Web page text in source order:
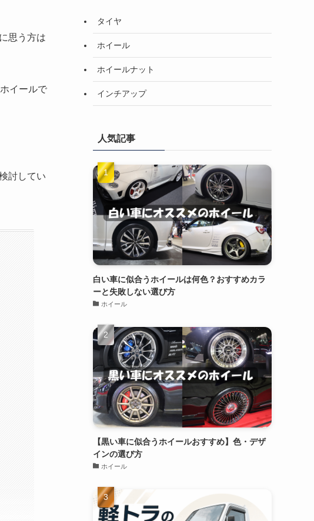
思う方は
イールで
討してい
タイヤ
ホイール
ホイールナット
インチアップ
人気記事
白い車に似合うホイールは何色？おすすめカラ
ーと失敗しない選び方
ホイール
【黒い車に似合うホイールおすすめ】色・デザ
インの選び方
ホイール